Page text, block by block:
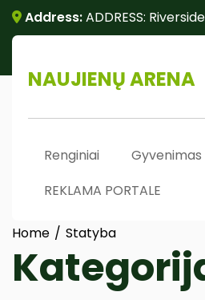
Skip
content
Address:ADDRESS:
NAUJIENŲ ARENA
Renginiai Gyvenimas
REKLAMA PORTALE
Home Statyba